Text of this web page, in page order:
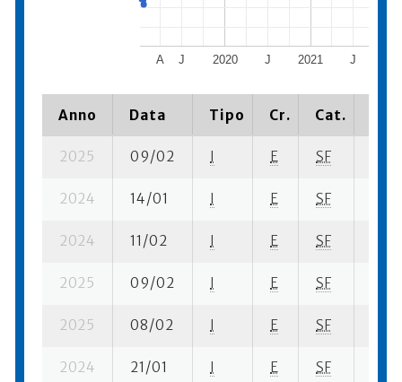
2020 2021
A J J J
Anno Data Tipo Cr. Cat.
2025 09/02 I E SF
2024 14/01 I E SF
2024 11/02 I E SF
2025 09/02 I E SF
2025 08/02 I E SF
2024 21/01 I E SF